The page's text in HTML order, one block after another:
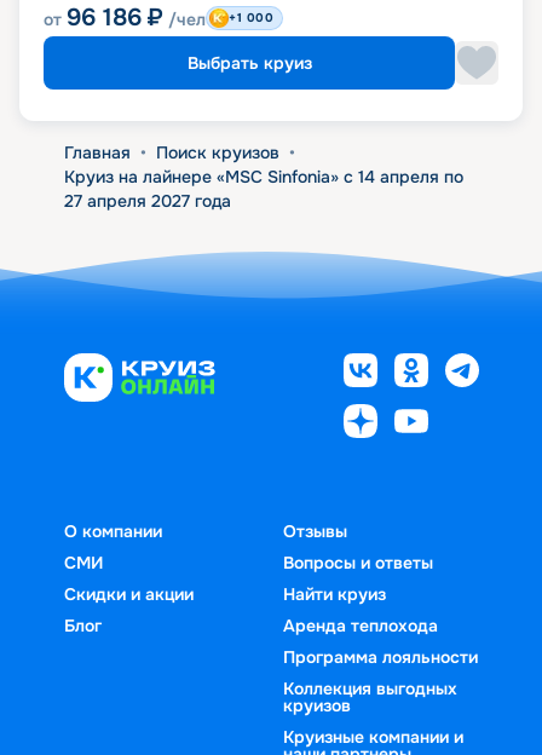
от 96 186 ₽ /чел +1 000
Выбрать круиз
Главная • Поиск круизов •
Круиз на лайнере «MSC Sinfonia» с 14 апреля по
27 апреля 2027 года
О компании
СМИ
Скидки и акции
Блог
Отзывы
Вопросы и ответы
Найти круиз
Аренда теплохода
Программа лояльности
Коллекция выгодных
круизов
Круизные компании и